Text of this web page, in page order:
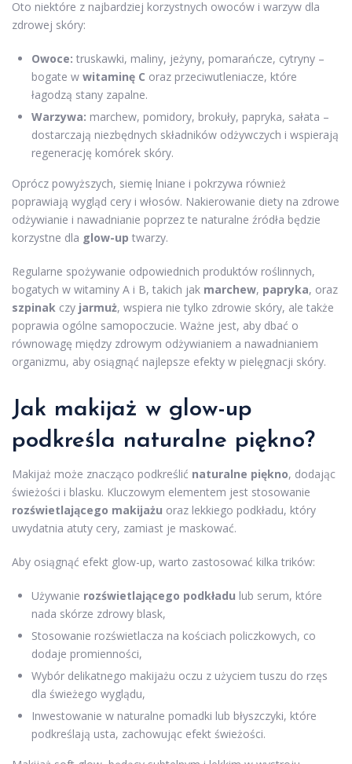
Oto niektóre z najbardziej korzystnych owoców i warzyw dla
zdrowej skóry:
Owoce: truskawki, maliny, jeżyny, pomarańcze, cytryny –
bogate w witaminę C oraz przeciwutleniacze, które
łagodzą stany zapalne.
Warzywa: marchew, pomidory, brokuły, papryka, sałata –
dostarczają niezbędnych składników odżywczych i wspierają
regenerację komórek skóry.
Oprócz powyższych, siemię lniane i pokrzywa również
poprawiają wygląd cery i włosów. Nakierowanie diety na zdrowe
odżywianie i nawadnianie poprzez te naturalne źródła będzie
korzystne dla glow-up twarzy.
Regularne spożywanie odpowiednich produktów roślinnych,
bogatych w witaminy A i B, takich jak marchew, papryka, oraz
szpinak czy jarmuż, wspiera nie tylko zdrowie skóry, ale także
poprawia ogólne samopoczucie. Ważne jest, aby dbać o
równowagę między zdrowym odżywianiem a nawadnianiem
organizmu, aby osiągnąć najlepsze efekty w pielęgnacji skóry.
Jak makijaż w glow-up
podkreśla naturalne piękno?
Makijaż może znacząco podkreślić naturalne piękno, dodając
świeżości i blasku. Kluczowym elementem jest stosowanie
rozświetlającego makijażu oraz lekkiego podkładu, który
uwydatnia atuty cery, zamiast je maskować.
Aby osiągnąć efekt glow-up, warto zastosować kilka trików:
Używanie rozświetlającego podkładu lub serum, które
nada skórze zdrowy blask,
Stosowanie rozświetlacza na kościach policzkowych, co
dodaje promienności,
Wybór delikatnego makijażu oczu z użyciem tuszu do rzęs
dla świeżego wyglądu,
Inwestowanie w naturalne pomadki lub błyszczyki, które
podkreślają usta, zachowując efekt świeżości.